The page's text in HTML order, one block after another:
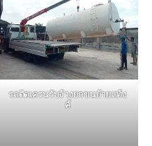
รถติดเครนรับจ้างยกขนย้ายแท้ง
ค์